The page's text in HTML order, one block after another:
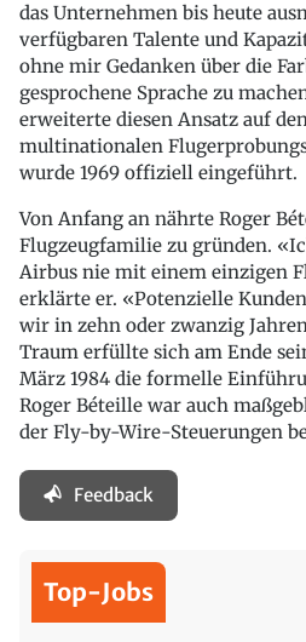
das Unternehmen bis heute
verfügbaren Talente und
ohne mir Gedanken über die
gesprochene Sprache zu
erweiterte diesen Ansatz auf
multinationalen
wurde 1969 offiziell eingeführt.
Von Anfang an nährte Roger
Flugzeugfamilie zu gründen.
Airbus nie mit einem einzigen
erklärte er. «Potenzielle
wir in zehn oder zwanzig
Traum erfüllte sich am Ende
März 1984 die formelle
Roger Béteille war auch
der Fly-by-Wire-Steuerungen
Feedback
Top-Jobs